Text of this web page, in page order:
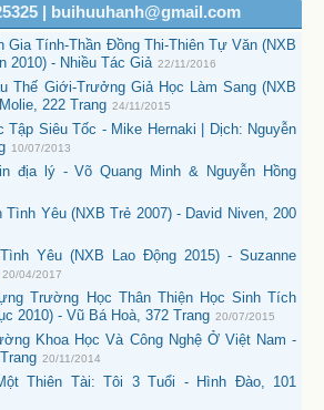
| buihuuhanh@gmail.com
Gia Tính-Thần Đồng Thi-Thiên Tự Văn (NXB
2010) - Nhiều Tác Giả 22/11/2016
Thế Giới-Trưởng Giả Học Làm Sang (NXB
222 Trang 24/11/2015
Tập Siêu Tốc - Mike Hernaki | Dịch: Nguyễn
10/07/2013
địa lý - Võ Quang Minh & Nguyễn Hồng
Tình Yêu (NXB Trẻ 2007) - David Niven, 200
Yêu (NXB Lao Động 2015) - Suzanne
20/04/2017
Trường Học Thân Thiện Học Sinh Tích
2010) - Vũ Bá Hoà, 372 Trang 20/07/2015
Khoa Học Và Công Nghệ Ở Việt Nam -
20/11/2014
Thiên Tài: Tôi 3 Tuổi - Hình Đào, 101